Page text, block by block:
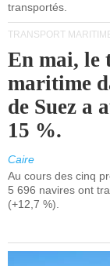
transportés.
TRANSPORT
En mai, le
maritime
de Suez a
15 %.
Caire
Au cours des cinq
5 696 navires ont
(+12,7 %).